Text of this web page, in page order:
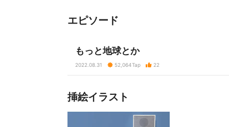
エピソード
もっと地球とか
2022.08.31 52,064Tap 22
挿絵イラスト